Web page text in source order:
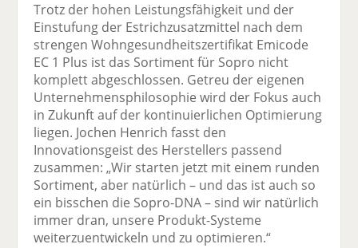
Trotz der hohen Leistungsfähigkeit und der
Einstufung der Estrichzusatzmittel nach dem
strengen Wohngesundheitszertifikat Emicode
EC 1 Plus ist das Sortiment für Sopro nicht
komplett abgeschlossen. Getreu der eigenen
Unternehmensphilosophie wird der Fokus auch
in Zukunft auf der kontinuierlichen Optimierung
liegen. Jochen Henrich fasst den
Innovationsgeist des Herstellers passend
zusammen: „Wir starten jetzt mit einem runden
Sortiment, aber natürlich – und das ist auch so
ein bisschen die Sopro-DNA – sind wir natürlich
immer dran, unsere Produkt-Systeme
weiterzuentwickeln und zu optimieren.“